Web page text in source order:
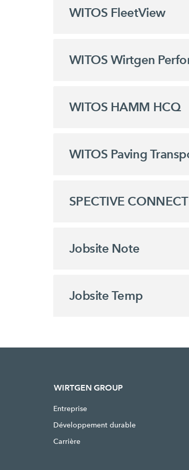
WITOS FleetView
WITOS Wirtgen
WITOS HAMM HCQ
WITOS Paving
SPECTIVE CONNECT
Jobsite Note
Jobsite Temp
WIRTGEN GROUP
Entreprise
Développement durable
Carrière